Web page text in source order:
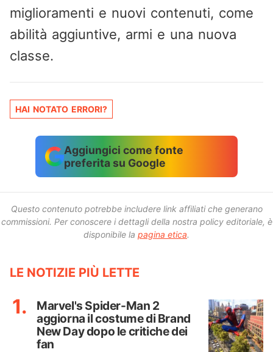
miglioramenti e nuovi contenuti, come
abilità aggiuntive, armi e una nuova
classe.
HAI NOTATO ERRORI?
Aggiungici come fonte
preferita su Google
Questo contenuto potrebbe includere link affiliati che generano
commissioni. Per conoscere i dettagli della nostra policy editoriale, è
disponibile la pagina etica.
LE NOTIZIE PIÙ LETTE
Marvel's Spider-Man 2
aggiorna il costume di Brand
New Day dopo le critiche dei
fan